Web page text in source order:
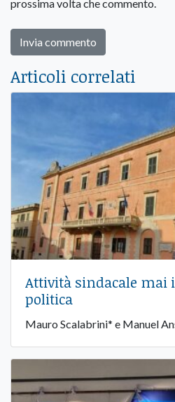
prossima volta che commento.
Articoli correlati
Attività sindacale mai
politica
Mauro Scalabrini* e Manuel